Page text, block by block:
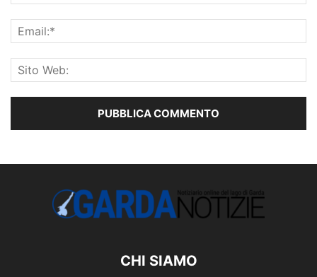
CHI SIAMO